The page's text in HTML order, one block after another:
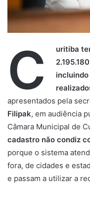
C
uritiba
apresentados pela
Filipak, em audiência
Câmara Municipal de
cadastro não condiz
porque o sistema
fora, de cidades e
e passam a utilizar a